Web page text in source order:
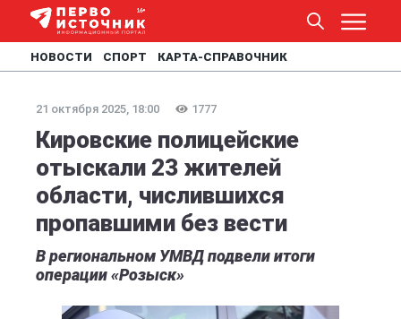
НОВОСТИ СПОРТ КАРТА-СПРАВОЧНИК
21 октября 2025, 18:00 1777
Кировские полицейские
отыскали 23 жителей
области, числившихся
пропавшими без вести
В региональном УМВД подвели итоги
операции «Розыск»